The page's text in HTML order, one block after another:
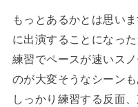
もっとあるかとは思い
に出演することになっ
練習でペースが速いス
のが大変そうなシーン
しっかり練習する反面